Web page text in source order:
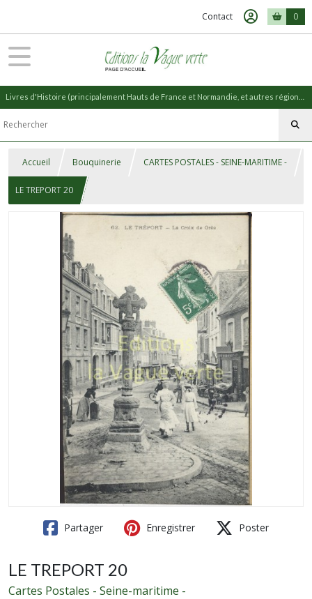
Contact 0
Accueil Bouquinerie CARTES POSTALES - SEINE-MARITIME -
LE TREPORT 20
Partager Enregistrer Poster
LE TREPORT 20
Cartes Postales - Seine-maritime -